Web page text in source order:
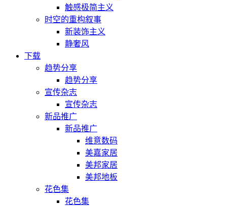
触感极简主义
时空的重构叙事
新装饰主义
静奢风
下载
趋势分享
趋势分享
宣传杂志
宣传杂志
新品推广
新品推广
维意数码
美嘉家居
美邦家居
美邦地板
花色集
花色集